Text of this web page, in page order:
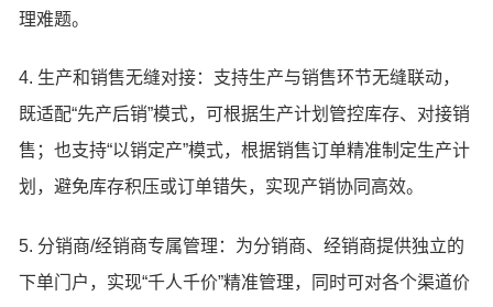
理难题。
4. 生产和销售无缝对接：支持生产与销售环节无缝联动，
既适配“先产后销”模式，可根据生产计划管控库存、对接销
售；也支持“以销定产”模式，根据销售订单精准制定生产计
划，避免库存积压或订单错失，实现产销协同高效。
5. 分销商/经销商专属管理：为分销商、经销商提供独立的
下单门户，实现“千人千价”精准管理，同时可对各个渠道价